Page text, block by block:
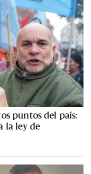
puntos del país:
la ley de